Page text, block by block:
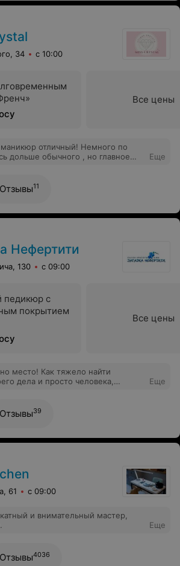
34 с 10:00
Все цены
маникюр отличный! Немного по
дольше обычного , но главное
Еще
Отзывы11
Нефертити
130 с 09:00
педикюр c
покрытием
Все цены
место! Как тяжело найти
дела и просто человека,
Спасибо большое Татьяне,
меня и мои волосы! Была
у Вас работают мастера своего
тебя с полуслова и в итоге ты
чем ожидал! Теперь только к
Еще
Отзывы39
61 с 09:00
и внимательный мастер,
Еще
Отзывы4036